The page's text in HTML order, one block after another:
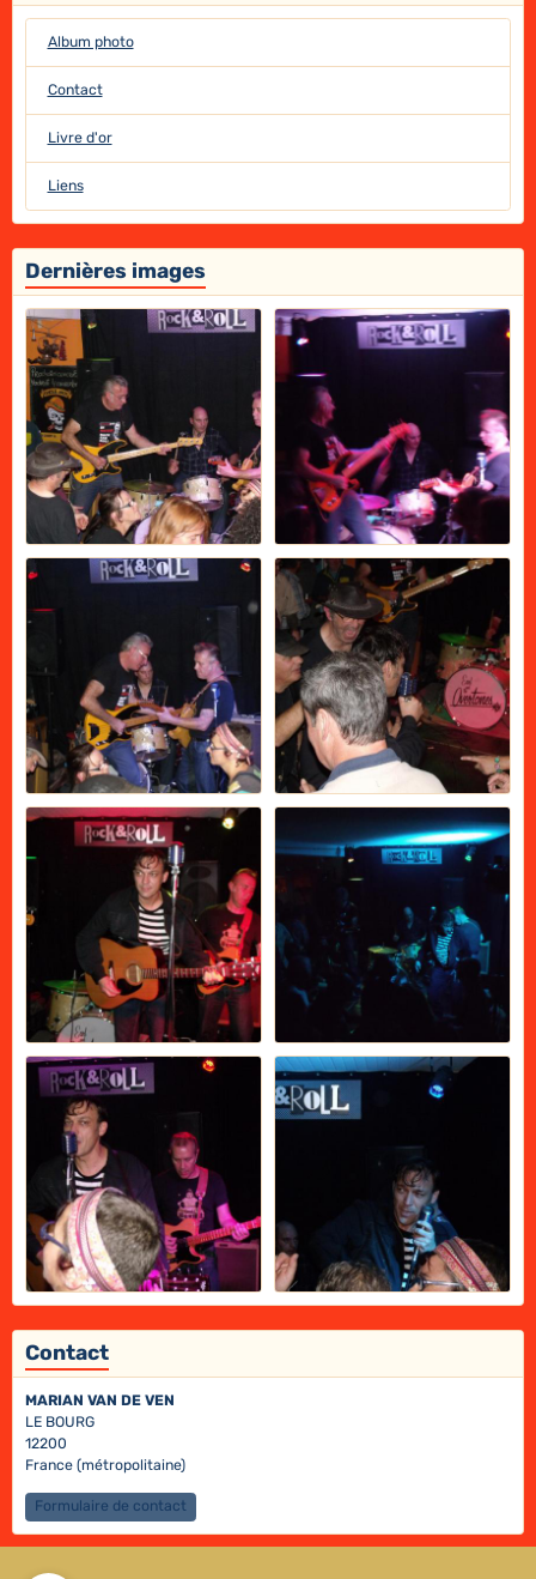
Album photo
Contact
Livre d'or
Liens
Dernières images
Contact
MARIAN VAN DE VEN
LE BOURG
12200
France (métropolitaine)
Formulaire de contact